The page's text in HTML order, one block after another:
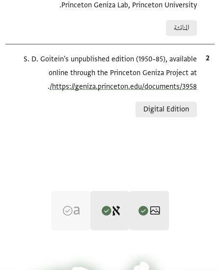
Princeton Geniza Lab, Princeton University.
المناقشة
الاقتباس المرجعي
S. D. Goitein's unpublished edition (1950–85), available
online through the Princeton Geniza Project at
https://geniza.princeton.edu/documents/3958/
.
Digital Edition
S. D. Goitein's unpublished edition (1950–85).